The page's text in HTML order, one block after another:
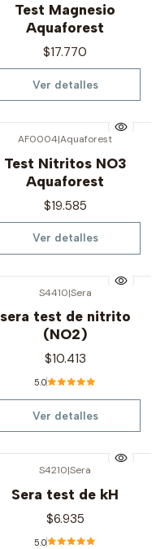
Test Magnesio
Aquaforest
$17.770
Ver detalles
AF0004|Aquaforest
Test Nitritos NO3
Aquaforest
$19.585
Ver detalles
S4410|Sera
sera test de nitrito
(NO2)
$10.413
5.0
Ver detalles
S4210|Sera
Sera test de kH
$6.935
5.0